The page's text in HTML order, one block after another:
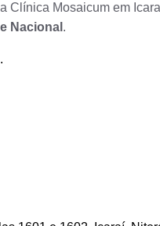
Clínica Mosaicum em
Nacional .